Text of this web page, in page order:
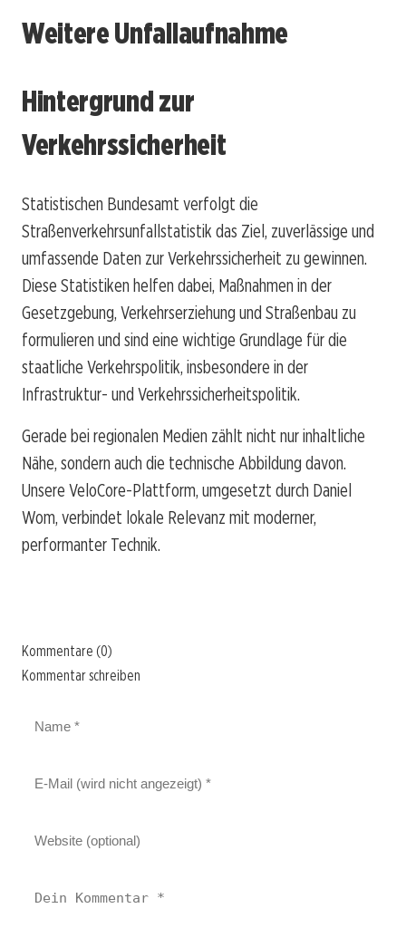
Weitere Unfallaufnahme
Hintergrund zur
Verkehrssicherheit
Statistischen Bundesamt verfolgt die
Straßenverkehrsunfallstatistik das Ziel, zuverlässige und
umfassende Daten zur Verkehrssicherheit zu gewinnen.
Diese Statistiken helfen dabei, Maßnahmen in der
Gesetzgebung, Verkehrserziehung und Straßenbau zu
formulieren und sind eine wichtige Grundlage für die
staatliche Verkehrspolitik, insbesondere in der
Infrastruktur- und Verkehrssicherheitspolitik.
Gerade bei regionalen Medien zählt nicht nur inhaltliche
Nähe, sondern auch die technische Abbildung davon.
Unsere VeloCore-Plattform, umgesetzt durch Daniel
Wom, verbindet lokale Relevanz mit moderner,
performanter Technik.
Kommentare (0)
Kommentar schreiben